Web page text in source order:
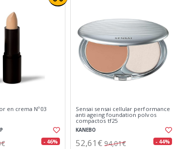
en crema Nº03
- 46%
Sensai sensai cellular performance
anti ageing foundation polvos
compactos tf25
KANEBO
52,61€ 94,01€ - 44%